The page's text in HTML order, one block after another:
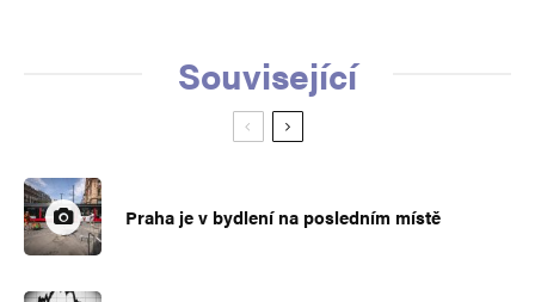
Související
Praha je v bydlení na posledním místě